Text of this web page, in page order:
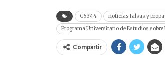
G5344 noticias falsas y
Programa Universitario de Estudios sobre
Compartir